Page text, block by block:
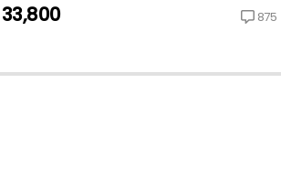
33,800 875